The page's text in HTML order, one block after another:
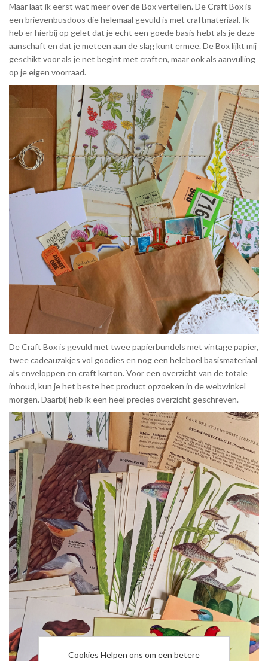
Maar laat ik eerst wat meer over de Box vertellen. De Craft Box is
een brievenbusdoos die helemaal gevuld is met craftmateriaal. Ik
heb er hierbij op gelet dat je echt een goede basis hebt als je deze
aanschaft en dat je meteen aan de slag kunt ermee. De Box lijkt mij
geschikt voor als je net begint met craften, maar ook als aanvulling
op je eigen voorraad.
De Craft Box is gevuld met twee papierbundels met vintage papier,
twee cadeauzakjes vol goodies en nog een heleboel basismateriaal
als enveloppen en craft karton. Voor een overzicht van de totale
inhoud, kun je het beste het product opzoeken in de webwinkel
morgen. Daarbij heb ik een heel precies overzicht geschreven.
Cookies Helpen ons om een betere